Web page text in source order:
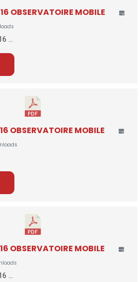
OBSERVATOIRE MOBILE
...
OBSERVATOIRE MOBILE
OBSERVATOIRE MOBILE
...